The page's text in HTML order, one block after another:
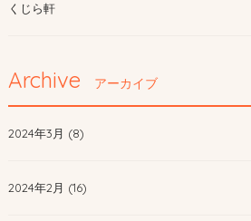
くじら軒
Archive アーカイブ
2024年3月 (8)
2024年2月 (16)